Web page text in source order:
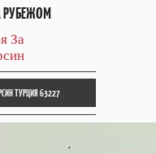
За
ТУРЦИЯ 63227